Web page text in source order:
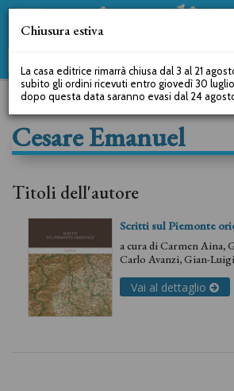
Cesare Emanuel
Titoli dell'autore
Scritti sul Piemonte
a cura diCarmen Aina,
Carlo Avanzi,Gian-Luigi
Cesare Emanuel,Paolo
Ghinetti,Maria Napoli,
Vai al dettaglio
Chiusura estiva
La casa editrice rimarrà chiusa dal 3 al 21
subito gli ordini ricevuti entro giovedì 30
dopo questa data saranno evasi dal 24